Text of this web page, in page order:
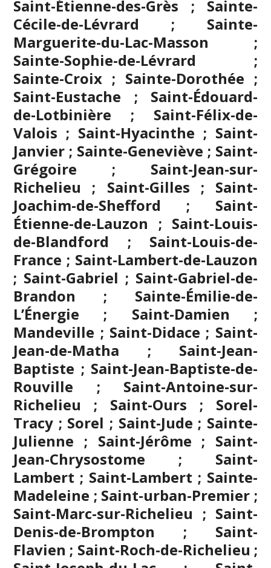
Saint-Étienne-des-Grès ; Sainte-
Cécile-de-Lévrard ; Sainte-
Marguerite-du-Lac-Masson ;
Sainte-Sophie-de-Lévrard ;
Sainte-Croix ; Sainte-Dorothée ;
Saint-Eustache ; Saint-Édouard-
de-Lotbinière ; Saint-Félix-de-
Valois ; Saint-Hyacinthe ; Saint-
Janvier ; Sainte-Geneviève ; Saint-
Grégoire ; Saint-Jean-sur-
Richelieu ; Saint-Gilles ; Saint-
Joachim-de-Shefford ; Saint-
Étienne-de-Lauzon ; Saint-Louis-
de-Blandford ; Saint-Louis-de-
France ; Saint-Lambert-de-Lauzon
; Saint-Gabriel ; Saint-Gabriel-de-
Brandon ; Sainte-Émilie-de-
L’Énergie ; Saint-Damien ;
Mandeville ; Saint-Didace ; Saint-
Jean-de-Matha ; Saint-Jean-
Baptiste ; Saint-Jean-Baptiste-de-
Rouville ; Saint-Antoine-sur-
Richelieu ; Saint-Ours ; Sorel-
Tracy ; Sorel ; Saint-Jude ; Sainte-
Julienne ; Saint-Jérôme ; Saint-
Jean-Chrysostome ; Saint-
Lambert ; Saint-Lambert ; Sainte-
Madeleine ; Saint-urban-Premier ;
Saint-Marc-sur-Richelieu ; Saint-
Denis-de-Brompton ; Saint-
Flavien ; Saint-Roch-de-Richelieu ;